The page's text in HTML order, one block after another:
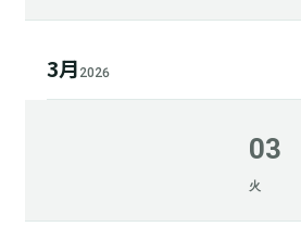
3月 2026
03
火